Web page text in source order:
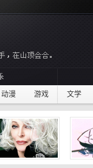
动漫 游戏 文学